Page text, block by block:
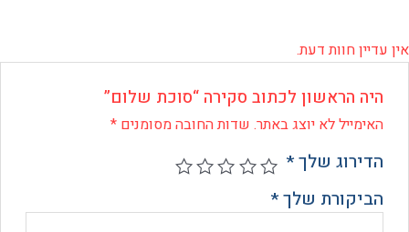
חוות דעת.
הראשון לכתוב סקירה “סוכת שלום”
לא יוצג באתר.שדות החובה מסומנים*
שלך*
שלך*